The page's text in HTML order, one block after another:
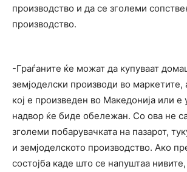
производство и да се зголеми
производство.
-Граѓаните ќе можат да купуваат
земјоделски производи во маркетите,
кој е произведен во Македонија или е
надвор ќе биде обележан. Со ова не
зголеми побарувачката на пазарот,
и земјоделското производство. Ако
состојба каде што се напуштаа нивите,